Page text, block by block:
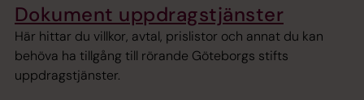
Dokument uppdragstjänster
Här hittar du villkor, avtal, prislistor och annat du kan
behöva ha tillgång till rörande Göteborgs stifts
uppdragstjänster.